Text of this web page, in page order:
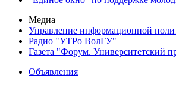
Медиа
Управление информационной
Радио "УТРо ВолГУ"
Газета "Форум. Университетский
Объявления